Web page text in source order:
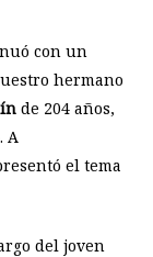
con un
hermano
de 204 años,
A
el tema
del joven